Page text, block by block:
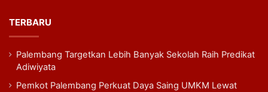
TERBARU
Palembang Targetkan Lebih Banyak Sekolah Raih Predikat
Adiwiyata
Pemkot Palembang Perkuat Daya Saing UMKM Lewat